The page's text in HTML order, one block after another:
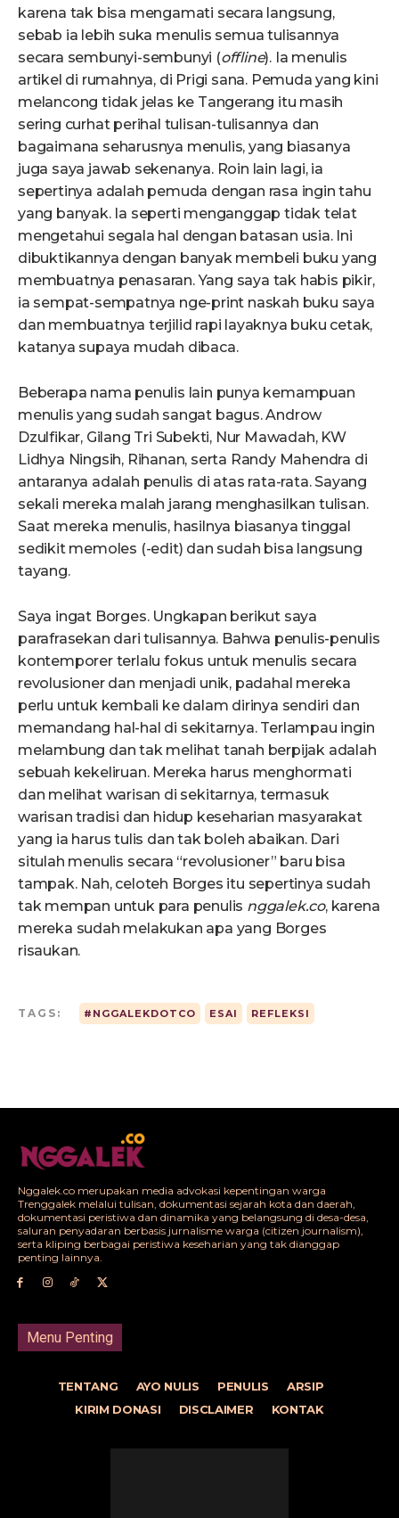
karena tak bisa mengamati secara langsung,
sebab ia lebih suka menulis semua tulisannya
secara sembunyi-sembunyi (offline). Ia menulis
artikel di rumahnya, di Prigi sana. Pemuda yang kini
melancong tidak jelas ke Tangerang itu masih
sering curhat perihal tulisan-tulisannya dan
bagaimana seharusnya menulis, yang biasanya
juga saya jawab sekenanya. Roin lain lagi, ia
sepertinya adalah pemuda dengan rasa ingin tahu
yang banyak. Ia seperti menganggap tidak telat
mengetahui segala hal dengan batasan usia. Ini
dibuktikannya dengan banyak membeli buku yang
membuatnya penasaran. Yang saya tak habis pikir,
ia sempat-sempatnya nge-print naskah buku saya
dan membuatnya terjilid rapi layaknya buku cetak,
katanya supaya mudah dibaca.
Beberapa nama penulis lain punya kemampuan
menulis yang sudah sangat bagus. Androw
Dzulfikar, Gilang Tri Subekti, Nur Mawadah, KW
Lidhya Ningsih, Rihanan, serta Randy Mahendra di
antaranya adalah penulis di atas rata-rata. Sayang
sekali mereka malah jarang menghasilkan tulisan.
Saat mereka menulis, hasilnya biasanya tinggal
sedikit memoles (-edit) dan sudah bisa langsung
tayang.
Saya ingat Borges. Ungkapan berikut saya
parafrasekan dari tulisannya. Bahwa penulis-penulis
kontemporer terlalu fokus untuk menulis secara
revolusioner dan menjadi unik, padahal mereka
perlu untuk kembali ke dalam dirinya sendiri dan
memandang hal-hal di sekitarnya. Terlampau ingin
melambung dan tak melihat tanah berpijak adalah
sebuah kekeliruan. Mereka harus menghormati
dan melihat warisan di sekitarnya, termasuk
warisan tradisi dan hidup keseharian masyarakat
yang ia harus tulis dan tak boleh abaikan. Dari
situlah menulis secara “revolusioner” baru bisa
tampak. Nah, celoteh Borges itu sepertinya sudah
tak mempan untuk para penulis nggalek.co, karena
mereka sudah melakukan apa yang Borges
risaukan.
TAGS: #NGGALEKDOTCO ESAI REFLEKSI
Nggalek.co merupakan media advokasi kepentingan warga
Trenggalek melalui tulisan, dokumentasi sejarah kota dan daerah,
dokumentasi peristiwa dan dinamika yang belangsung di desa-desa,
saluran penyadaran berbasis jurnalisme warga (citizen journalism),
serta kliping berbagai peristiwa keseharian yang tak dianggap
penting lainnya.
Menu Penting
TENTANG AYO NULIS PENULIS
ARSIP
KIRIM DONASI
DISCLAIMER KONTAK